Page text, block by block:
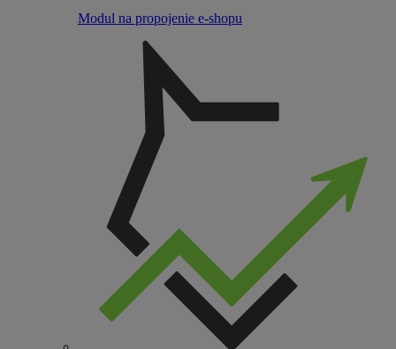
Modul na propojenie e‑shopu